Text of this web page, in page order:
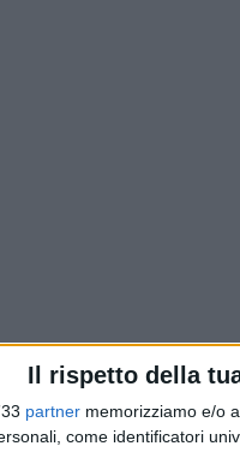
Il rispetto della
partner memorizziamo e/o
come identificatori
della villa Bonelli.